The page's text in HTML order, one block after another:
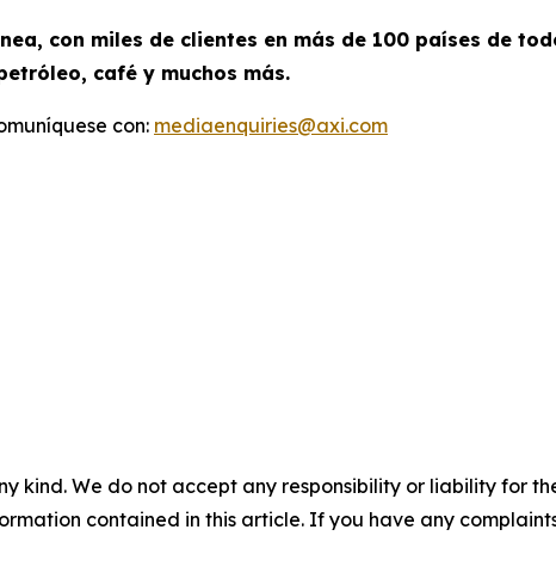
con miles de clientes en más de 100 países de
café y muchos más.
con: mediaenquiries@axi.com
kind. We do not accept any responsibility or liability for
contained in this article. If you have any